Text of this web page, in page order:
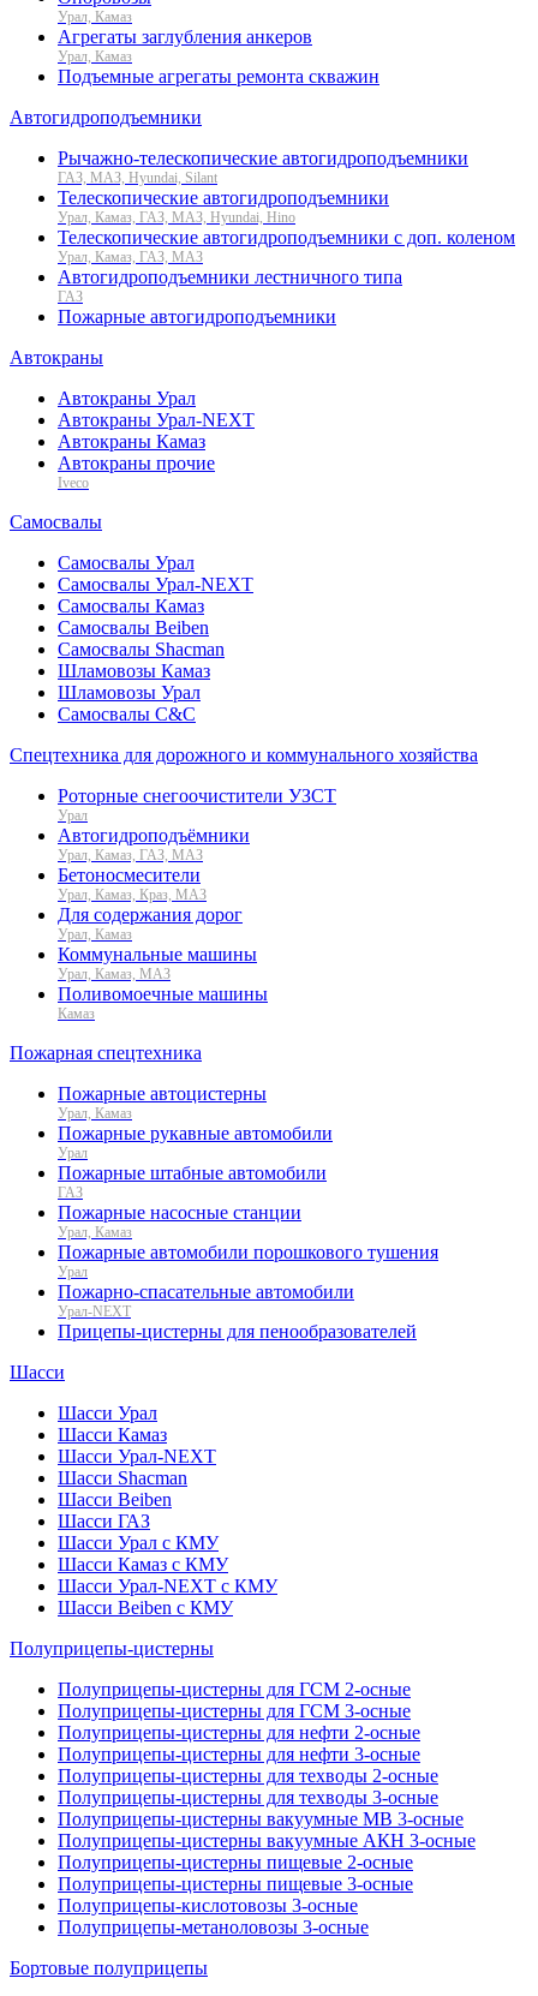
Урал, Камаз
Агрегаты заглубления анкеров
Урал, Камаз
Подъемные агрегаты ремонта скважин
Автогидроподъемники
Рычажно-телескопические автогидроподъемники
ГАЗ, МАЗ, Hyundai, Silant
Телескопические автогидроподъемники
Урал, Камаз, ГАЗ, МАЗ, Hyundai, Hino
Телескопические автогидроподъемники с доп. коленом
Урал, Камаз, ГАЗ, МАЗ
Автогидроподъемники лестничного типа
ГАЗ
Пожарные автогидроподъемники
Автокраны
Автокраны Урал
Автокраны Урал-NEXT
Автокраны Камаз
Автокраны прочие
Iveco
Самосвалы
Самосвалы Урал
Самосвалы Урал-NEXT
Самосвалы Камаз
Самосвалы Beiben
Самосвалы Shacman
Шламовозы Камаз
Шламовозы Урал
Самосвалы C&C
Спецтехника для дорожного и коммунального хозяйства
Роторные снегоочистители УЗСТ
Урал
Автогидроподъёмники
Урал, Камаз, ГАЗ, МАЗ
Бетоносмесители
Урал, Камаз, Краз, МАЗ
Для содержания дорог
Урал, Камаз
Коммунальные машины
Урал, Камаз, МАЗ
Поливомоечные машины
Камаз
Пожарная спецтехника
Пожарные автоцистерны
Урал, Камаз
Пожарные рукавные автомобили
Урал
Пожарные штабные автомобили
ГАЗ
Пожарные насосные станции
Урал, Камаз
Пожарные автомобили порошкового тушения
Урал
Пожарно-спасательные автомобили
Урал-NEXT
Прицепы-цистерны для пенообразователей
Шасси
Шасси Урал
Шасси Камаз
Шасси Урал-NEXT
Шасси Shacman
Шасси Beiben
Шасси ГАЗ
Шасси Урал с КМУ
Шасси Камаз с КМУ
Шасси Урал-NEXT с КМУ
Шасси Beiben с КМУ
Полуприцепы-цистерны
Полуприцепы-цистерны для ГСМ 2-осные
Полуприцепы-цистерны для ГСМ 3-осные
Полуприцепы-цистерны для нефти 2-осные
Полуприцепы-цистерны для нефти 3-осные
Полуприцепы-цистерны для техводы 2-осные
Полуприцепы-цистерны для техводы 3-осные
Полуприцепы-цистерны вакуумные МВ 3-осные
Полуприцепы-цистерны вакуумные АКН 3-осные
Полуприцепы-цистерны пищевые 2-осные
Полуприцепы-цистерны пищевые 3-осные
Полуприцепы-кислотовозы 3-осные
Полуприцепы-метаноловозы 3-осные
Бортовые полуприцепы